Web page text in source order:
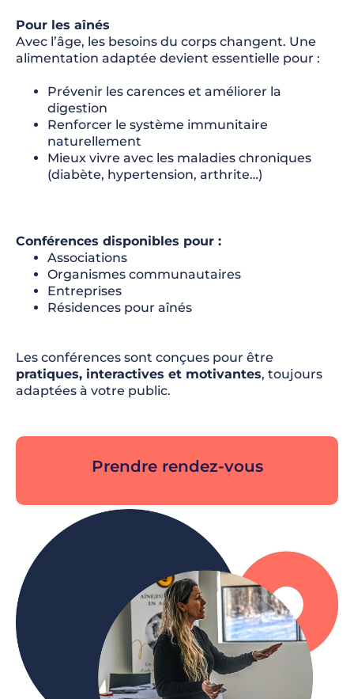
Pour les aînés
Avec l’âge, les besoins du corps changent. Une
alimentation adaptée devient essentielle pour :
Prévenir les carences et améliorer la
digestion
Renforcer le système immunitaire
naturellement
Mieux vivre avec les maladies chroniques
(diabète, hypertension, arthrite…)
Conférences disponibles pour :
Associations
Organismes communautaires
Entreprises
Résidences pour aînés
Les conférences sont conçues pour être
pratiques, interactives et motivantes, toujours
adaptées à votre public.
Prendre rendez-vous